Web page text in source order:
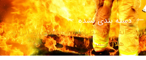
دسته بندی نشده
دز توسط امدادگران آتش‌نشانی و
هلال‌احمر